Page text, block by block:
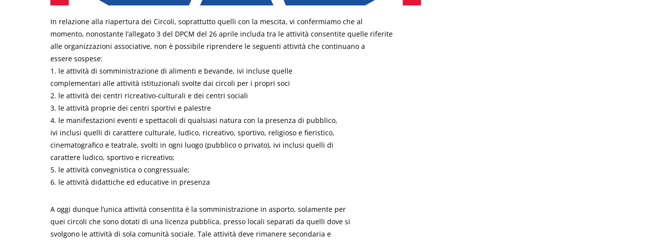
In relazione alla riapertura dei Circoli, soprattutto quelli con la mescita, vi confermiamo che al
momento, nonostante l’allegato 3 del DPCM del 26 aprile includa tra le attività consentite quelle riferite
alle organizzazioni associative, non è possibile riprendere le seguenti attività che continuano a
essere sospese:
1. le attività di somministrazione di alimenti e bevande, ivi incluse quelle
complementari alle attività istituzionali svolte dai circoli per i propri soci
2. le attività dei centri ricreativo-culturali e dei centri sociali
3. le attività proprie dei centri sportivi e palestre
4. le manifestazioni eventi e spettacoli di qualsiasi natura con la presenza di pubblico,
ivi inclusi quelli di carattere culturale, ludico, ricreativo, sportivo, religioso e fieristico,
cinematografico e teatrale, svolti in ogni luogo (pubblico o privato), ivi inclusi quelli di
carattere ludico, sportivo e ricreativo;
5. le attività convegnistica o congressuale;
6. le attività didattiche ed educative in presenza
A oggi dunque l’unica attività consentita è la somministrazione in asporto, solamente per
quei circoli che sono dotati di una licenza pubblica, presso locali separati da quelli dove si
svolgono le attività di sola comunità sociale. Tale attività deve rimanere secondaria e